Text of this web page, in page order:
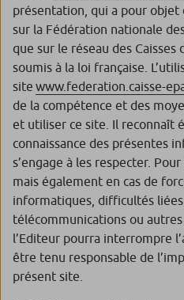
présentation, qui a pour
sur la Fédération nationale
que sur le réseau des Caisses
soumis à la loi française.
site www.federation.caisse-
de la compétence et des
et utiliser ce site. Il reconnaît
connaissance des présentes
s’engage à les respecter.
mais également en cas de
informatiques, difficultés liées
télécommunications ou
l’Editeur pourra interrompre
être tenu responsable de
présent site.